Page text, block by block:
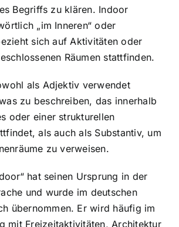
Begriffs zu klären. Indoor
„im Inneren“ oder
sich auf Aktivitäten oder
Räumen stattfinden.
als Adjektiv verwendet
zu beschreiben, das innerhalb
oder einer strukturellen
als auch als Substantiv, um
zu verweisen.
hat seinen Ursprung in der
und wurde im deutschen
übernommen. Er wird häufig im
mit Freizeitaktivitäten, Architektur